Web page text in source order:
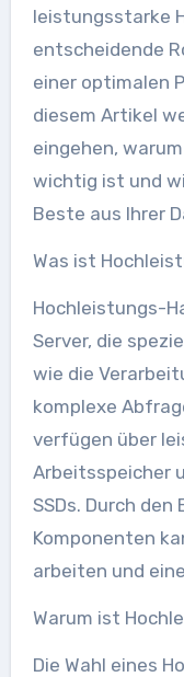
leistungsstarke
entscheidende
einer optimalen
diesem Artikel
eingehen,
wichtig ist und
Beste aus Ihrer
Was ist
Hochleistungs-
Server, die
wie die
komplexe
verfügen über
Arbeitsspeicher
SSDs. Durch
Komponenten
arbeiten und
Warum ist
Die Wahl eines